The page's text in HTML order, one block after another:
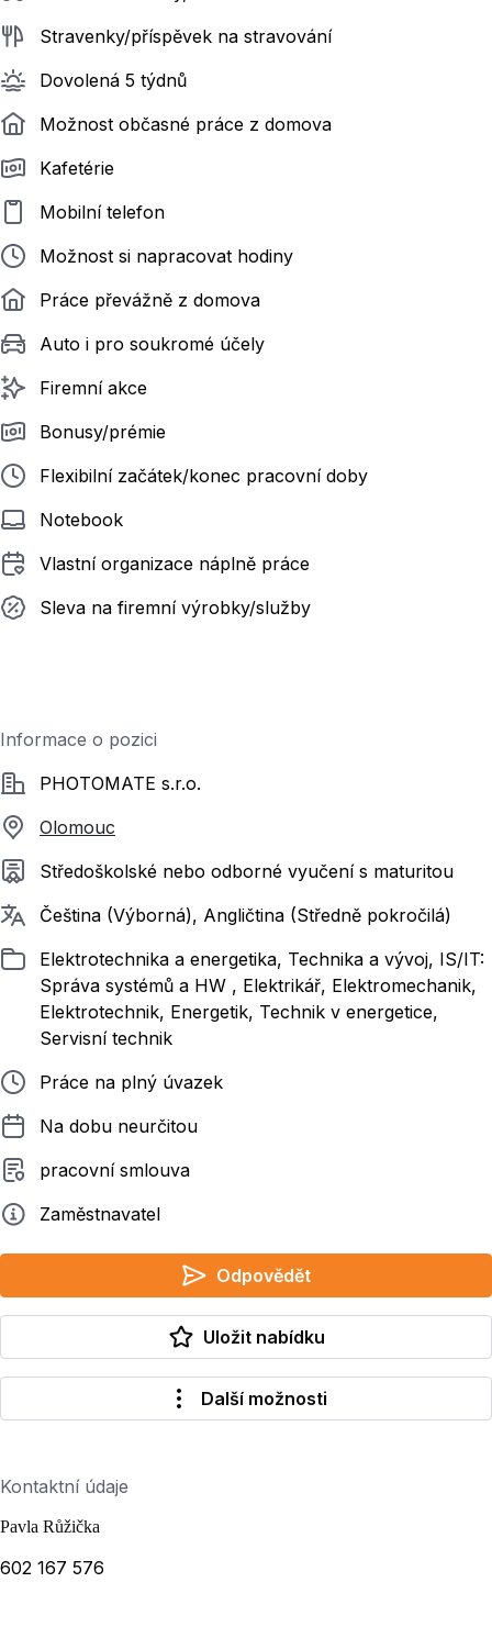
Stravenky/příspěvek na stravování
Dovolená 5 týdnů
Možnost občasné práce z domova
Kafetérie
Mobilní telefon
Možnost si napracovat hodiny
Práce převážně z domova
Auto i pro soukromé účely
Firemní akce
Bonusy/prémie
Flexibilní začátek/konec pracovní doby
Notebook
Vlastní organizace náplně práce
Sleva na firemní výrobky/služby
Informace o pozici
SpolečnostPHOTOMATE s.r.o.
Olomouc
Požadované vzdělání
Středoškolské nebo odborné vyučení s maturitou
Požadované jazyky
Čeština (Výborná), Angličtina (Středně pokročilá)
ZařazenoElektrotechnika a energetika, Technika a vývoj, IS/IT:
Správa systémů a HW , Elektrikář, Elektromechanik,
Elektrotechnik, Energetik, Technik v energetice,
Servisní technik
Typ pracovního poměru
Práce na plný úvazek
Délka pracovního poměru
Na dobu neurčitou
Typ smluvního vztahu
pracovní smlouva
ZadavatelZaměstnavatel
Odpovědět
Uložit nabídku
Další možnosti
Kontaktní údaje
Pavla Růžička
602 167 576